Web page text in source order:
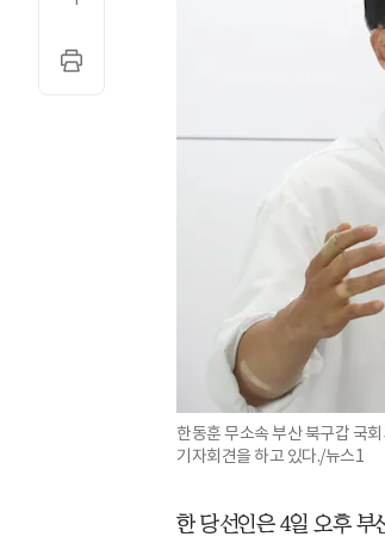
한동훈 무소속 부산 북구갑 국
기자회견을 하고 있다./뉴스1
한 당선인은 4일 오후 부